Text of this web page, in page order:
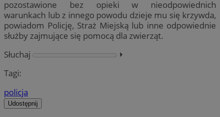
pozostawione bez opieki w nieodpowiednich
warunkach lub z innego powodu dzieje mu się krzywda,
powiadom Policję, Straż Miejską lub inne odpowiednie
służby zajmujące się pomocą dla zwierząt.
Słuchaj
⏵︎
Tagi:
policja
Udostępnij